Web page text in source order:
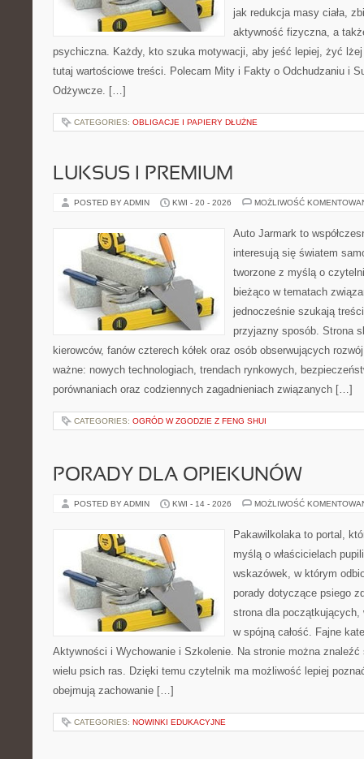
jak redukcja masy ciała,
aktywność fizyczna, a
psychiczna. Każdy, kto szuka motywacji, aby jeść lepiej, żyć
tutaj wartościowe treści. Polecam Mity i Fakty o Odchudzaniu i
Odżywcze. […]
CATEGORIES: OBLIGACJE I PAPIERY DŁUŻNE
LUKSUS I PREMIUM
POSTED BY ADMIN KWI - 20 - 2026 MOŻLIWOŚĆ
Auto Jarmark to
interesują się światem
tworzone z myślą o
bieżąco w tematach
jednocześnie szukają
przyjazny sposób. Strona
kierowców, fanów czterech kółek oraz osób obserwujących
ważne: nowych technologiach, trendach rynkowych,
porównaniach oraz codziennych zagadnieniach związanych […]
CATEGORIES: OGRÓD W ZGODZIE Z FENG SHUI
PORADY DLA OPIEKUNÓW
POSTED BY ADMIN KWI - 14 - 2026 MOŻLIWOŚĆ
Pakawilkolaka to portal,
myślą o właścicielach
wskazówek, w którym
porady dotyczące psiego
strona dla początkujących,
w spójną całość. Fajne
Aktywności i Wychowanie i Szkolenie. Na stronie można znaleźć
wielu psich ras. Dzięki temu czytelnik ma możliwość lepiej
obejmują zachowanie […]
CATEGORIES: NOWINKI EDUKACYJNE